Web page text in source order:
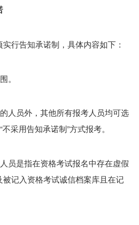
行告知承诺制，具体内容如下：
。
人员外，其他所有报考人员均可选
采用告知承诺制”方式报考。
员是指在资格考试报名中存在虚假
记入资格考试诚信档案库且在记